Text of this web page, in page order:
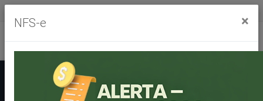
NFS-e ×